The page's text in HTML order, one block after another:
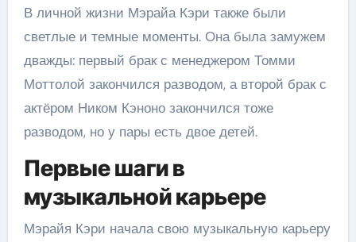
В личной жизни Мэрайа Кэри также были
светлые и темные моменты. Она была замужем
дважды: первый брак с менеджером Томми
Моттолой закончился разводом, а второй брак с
актёром Ником Кэноно закончился тоже
разводом, но у пары есть двое детей.
Первые шаги в
музыкальной карьере
Мэрайя Кэри начала свою музыкальную карьеру